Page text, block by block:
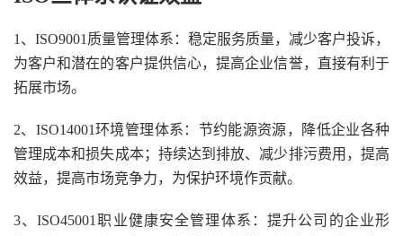
1、ISO9001质量管理体系：稳定服务质量，减少客户投诉，
为客户和潜在的客户提供信心，提高企业信誉，直接有利于
拓展市场。
2、ISO14001环境管理体系：节约能源资源，降低企业各种
管理成本和损失成本；持续达到排放、减少排污费用，提高
效益，提高市场竞争力，为保护环境作贡献。
3、ISO45001职业健康安全管理体系：提升公司的企业形